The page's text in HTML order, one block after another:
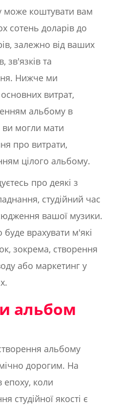
може коштувати вам
сотень доларів до
залежно від ваших
зв'язків та
Нижче ми
витрат,
альбому в
могли мати
про витрати,
цілого альбому.
про деякі з
студійний час
вашої музики.
врахувати м'які
зокрема, створення
або маркетинг у
альбом
альбому
дорогим. На
коли
студійної якості є